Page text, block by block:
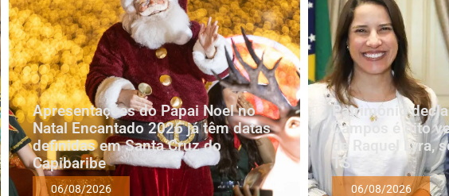
Apresentações do Papai Noel no
Natal Encantado 2026 já têm datas
definidas em Santa Cruz do
Capibaribe
06/08/2026
Patrimônio
Campos é oito
de Raquel Lyra,
TSE
06/08/2026